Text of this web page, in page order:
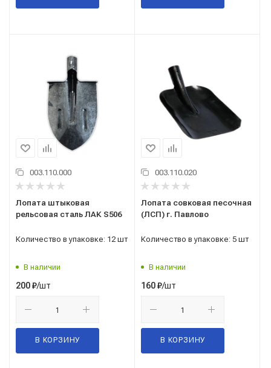
003.110.000
Лопата штыковая
рельсовая сталь ЛАК S506
Количество в упаковке: 12 шт
В наличии
200₽/шт
В КОРЗИНУ
003.110.020
Лопата совковая песочная
(ЛСП) г. Павлово
Количество в упаковке: 5 шт
В наличии
160₽/шт
В КОРЗИНУ